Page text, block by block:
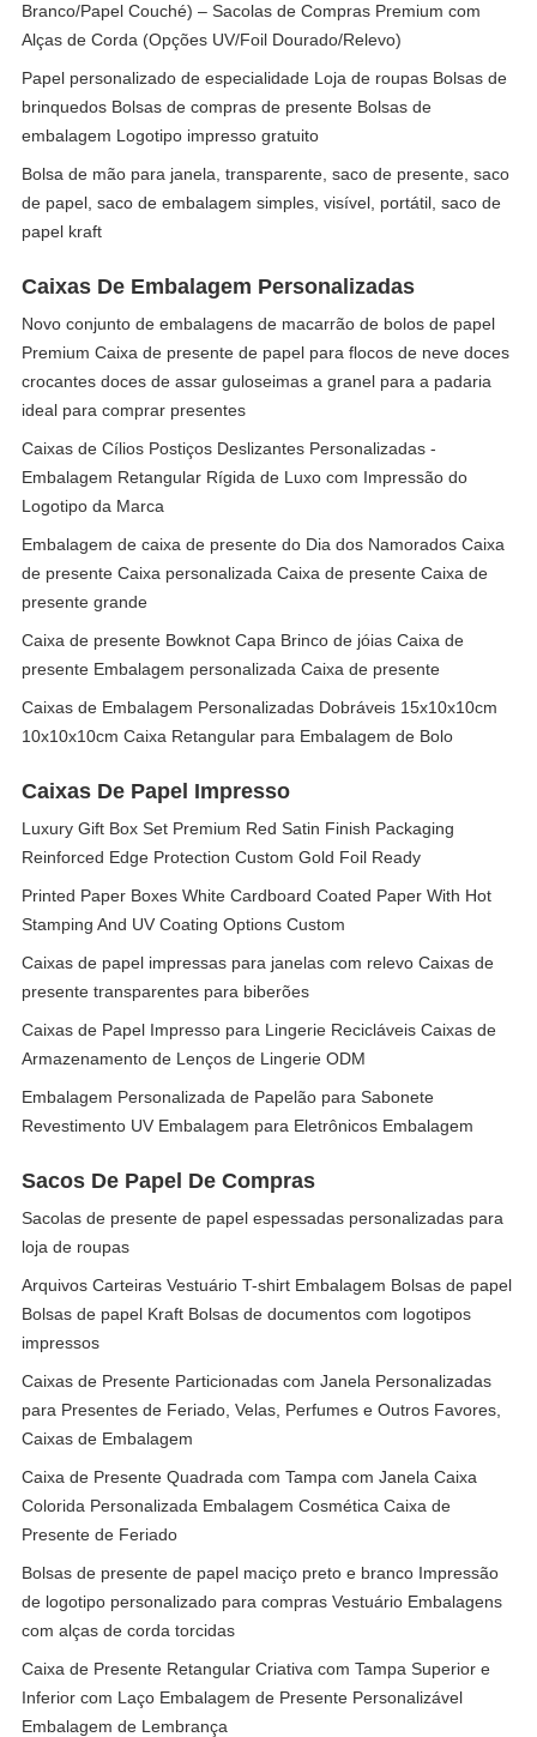
Branco/Papel Couché) – Sacolas de Compras Premium com
Alças de Corda (Opções UV/Foil Dourado/Relevo)
Papel personalizado de especialidade Loja de roupas Bolsas de
brinquedos Bolsas de compras de presente Bolsas de
embalagem Logotipo impresso gratuito
Bolsa de mão para janela, transparente, saco de presente, saco
de papel, saco de embalagem simples, visível, portátil, saco de
papel kraft
Caixas De Embalagem Personalizadas
Novo conjunto de embalagens de macarrão de bolos de papel
Premium Caixa de presente de papel para flocos de neve doces
crocantes doces de assar guloseimas a granel para a padaria
ideal para comprar presentes
Caixas de Cílios Postiços Deslizantes Personalizadas -
Embalagem Retangular Rígida de Luxo com Impressão do
Logotipo da Marca
Embalagem de caixa de presente do Dia dos Namorados Caixa
de presente Caixa personalizada Caixa de presente Caixa de
presente grande
Caixa de presente Bowknot Capa Brinco de jóias Caixa de
presente Embalagem personalizada Caixa de presente
Caixas de Embalagem Personalizadas Dobráveis 15x10x10cm
10x10x10cm Caixa Retangular para Embalagem de Bolo
Caixas De Papel Impresso
Luxury Gift Box Set Premium Red Satin Finish Packaging
Reinforced Edge Protection Custom Gold Foil Ready
Printed Paper Boxes White Cardboard Coated Paper With Hot
Stamping And UV Coating Options Custom
Caixas de papel impressas para janelas com relevo Caixas de
presente transparentes para biberões
Caixas de Papel Impresso para Lingerie Recicláveis Caixas de
Armazenamento de Lenços de Lingerie ODM
Embalagem Personalizada de Papelão para Sabonete
Revestimento UV Embalagem para Eletrônicos Embalagem
Sacos De Papel De Compras
Sacolas de presente de papel espessadas personalizadas para
loja de roupas
Arquivos Carteiras Vestuário T-shirt Embalagem Bolsas de papel
Bolsas de papel Kraft Bolsas de documentos com logotipos
impressos
Caixas de Presente Particionadas com Janela Personalizadas
para Presentes de Feriado, Velas, Perfumes e Outros Favores,
Caixas de Embalagem
Caixa de Presente Quadrada com Tampa com Janela Caixa
Colorida Personalizada Embalagem Cosmética Caixa de
Presente de Feriado
Bolsas de presente de papel maciço preto e branco Impressão
de logotipo personalizado para compras Vestuário Embalagens
com alças de corda torcidas
Caixa de Presente Retangular Criativa com Tampa Superior e
Inferior com Laço Embalagem de Presente Personalizável
Embalagem de Lembrança